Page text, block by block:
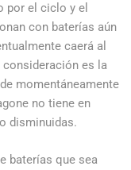
por el ciclo y el
con baterías aún
caerá al
consideración es la
momentáneamente
no tiene en
disminuidas.
baterías que sea